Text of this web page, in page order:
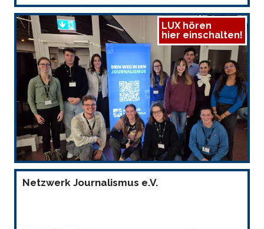
LUX hören
hier einschalten!
Netzwerk Journalismus e.V.